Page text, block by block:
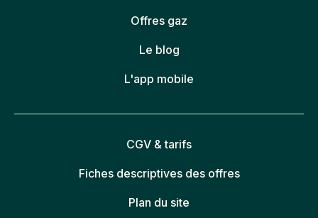
Offres gaz
Le blog
L'app mobile
CGV & tarifs
Fiches descriptives des offres
Plan du site